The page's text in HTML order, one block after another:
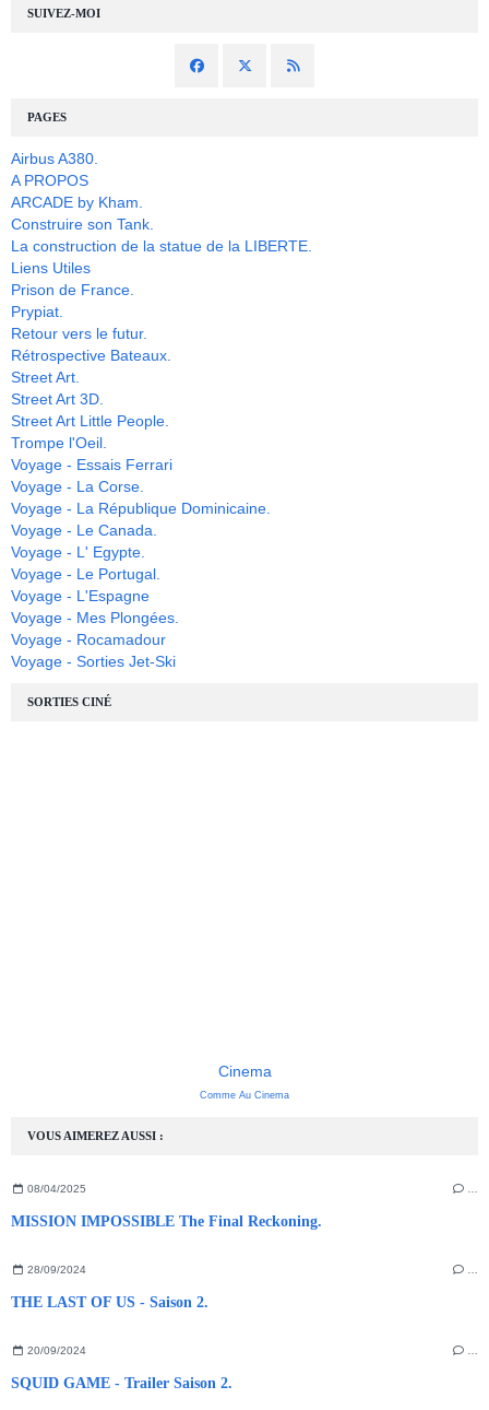
SUIVEZ-MOI
VOUS AIMEREZ AUSSI :
08/04/2025 …
MISSION IMPOSSIBLE The Final Reckoning.
28/09/2024
THE LAST OF US - Saison 2.
20/09/2024
SQUID GAME - Trailer Saison 2.
PAGES
Airbus A380.
A PROPOS
ARCADE by Kham.
Construire son Tank.
La construction de la statue de la LIBERTE.
Liens Utiles
Prison de France.
Prypiat.
Retour vers le futur.
Rétrospective Bateaux.
Street Art.
Street Art 3D.
Street Art Little People.
Trompe l'Oeil.
Voyage - Essais Ferrari
Voyage - La Corse.
Voyage - La République Dominicaine.
Voyage - Le Canada.
Voyage - L' Egypte.
Voyage - Le Portugal.
Voyage - L'Espagne
Voyage - Mes Plongées.
Voyage - Rocamadour
Voyage - Sorties Jet-Ski
SORTIES CINÉ
Cinema
Comme Au Cinema